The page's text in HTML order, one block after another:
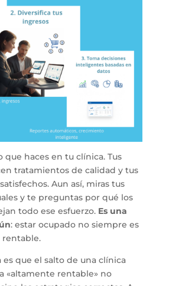
que haces en tu clínica. Tus
tratamientos de calidad y tus
Aun así, miras tus
y te preguntas por qué los
todo ese esfuerzo. Es una
: estar ocupado no siempre es
rentable.
es que el salto de una clínica
«altamente rentable» no